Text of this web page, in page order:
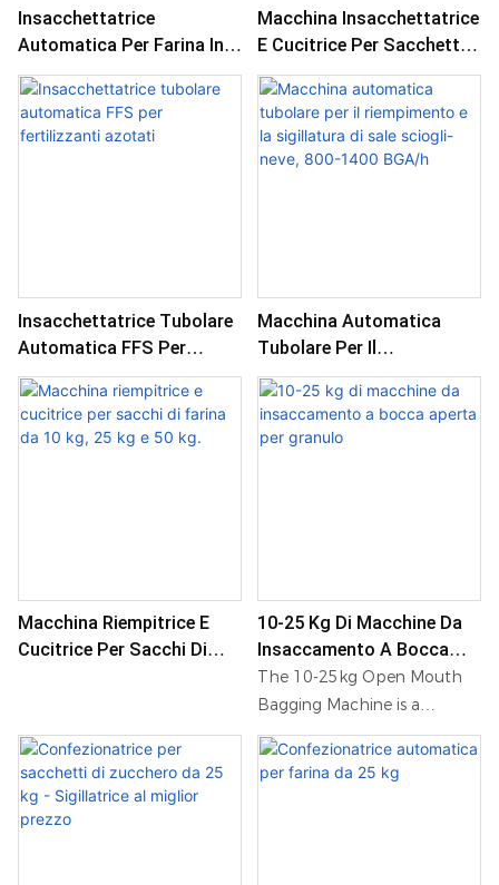
Insacchettatrice
Automatica Per Farina In
Polvere - Sacchi In
Tessuto Da 25 Kg E 50 Kg
Macchina Insacchettatrice
E Cucitrice Per Sacchetti A
Bocca Aperta Da 25 Kg/50
Kg Di Farina In Polvere.
Insacchettatrice Tubolare
Automatica FFS Per
Fertilizzanti Azotati
Macchina Automatica
Tubolare Per Il
Riempimento E La
Sigillatura Di Sale Sciogli-
Neve, 800-1400 BGA/h
Macchina Riempitrice E
Cucitrice Per Sacchi Di
10-25 Kg Di Macchine Da
Insaccamento A Bocca
Aperta Per Granulo
The 10-25kg Open Mouth
Bagging Machine is a
customized packing
machine that has been